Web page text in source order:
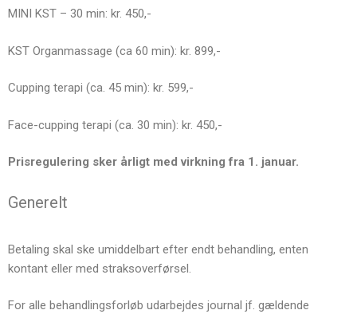
MINI KST – 30 min: kr. 450,-
KST Organmassage (ca 60 min): kr. 899,-
Cupping terapi (ca. 45 min): kr. 599,-
Face-cupping terapi (ca. 30 min): kr. 450,-
Prisregulering sker årligt med virkning fra 1. januar.
Generelt
Betaling skal ske umiddelbart efter endt behandling, enten
kontant eller med straksoverførsel.
For alle behandlingsforløb udarbejdes journal jf. gældende